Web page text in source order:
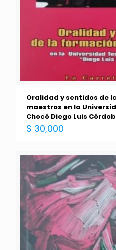
Oralidad y sentidos de
maestros en la
Chocó Diego Luis
$ 30,000